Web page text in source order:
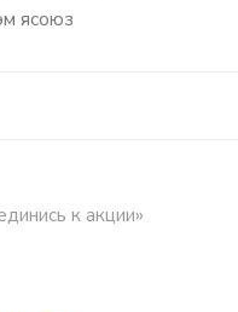
ясоюз
к акции»